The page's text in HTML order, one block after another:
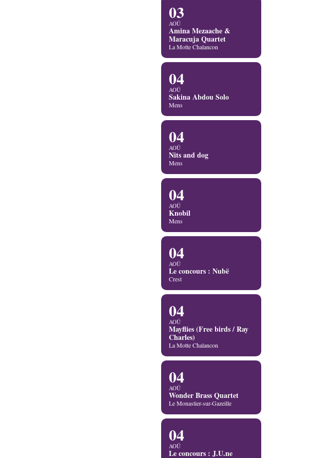
03
AOÛ
Amina Mezaache &
Maracuja Quartet
La Motte Chalancon
04
AOÛ
Sakina Abdou Solo
Mens
04
AOÛ
Nits and dog
Mens
04
AOÛ
Knobil
Mens
04
AOÛ
Le concours : Nubë
Crest
04
AOÛ
Mayflies (Free birds / Ray
Charles)
La Motte Chalancon
04
AOÛ
Wonder Brass Quartet
Le Monastier-sur-Gazeille
04
AOÛ
Le concours : J.U.ne